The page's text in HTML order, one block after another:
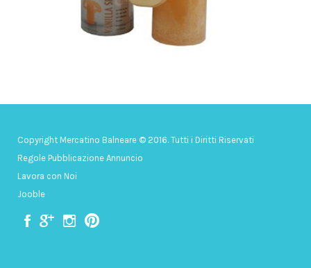
Copyright Mercatino Balneare © 2016. Tutti i Diritti Riservati
Regole Pubblicazione Annuncio
Lavora con Noi
Jooble